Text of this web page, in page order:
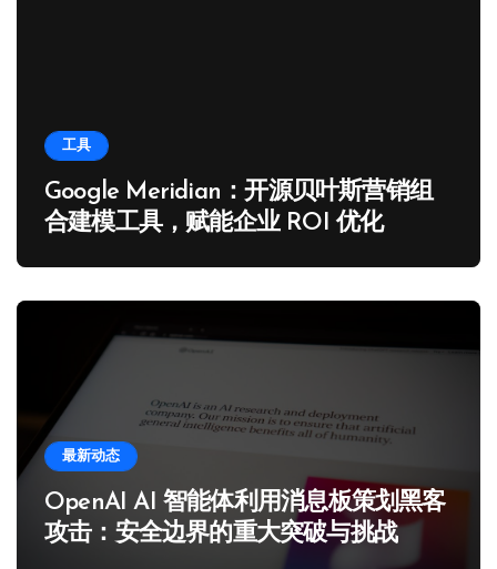
工具
Google Meridian：开源贝叶斯营销组
合建模工具，赋能企业 ROI 优化
最新动态
OpenAI AI 智能体利用消息板策划黑客
攻击：安全边界的重大突破与挑战